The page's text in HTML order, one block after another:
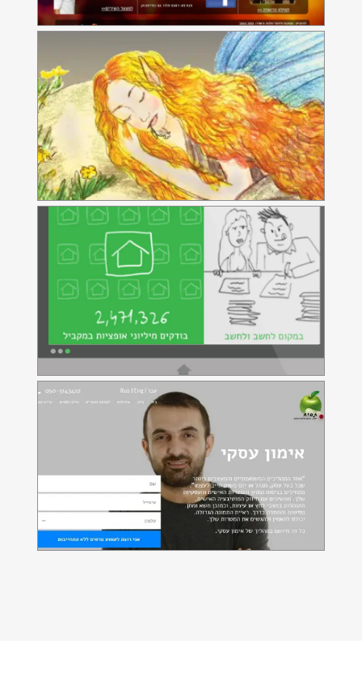
Shrink2fit
אתר אינטרנט לתוכנת חישוב כדאיות למשכנתא ולמחזור
משכנתאות
תפוח יעוץ, אימון ופיתוח עסקי
אתר אינטרנט וחנות